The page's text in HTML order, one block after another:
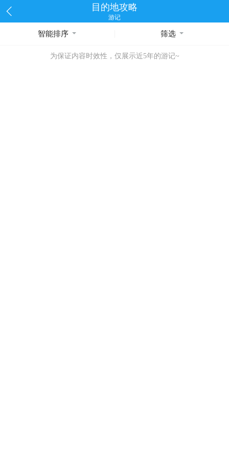
目的地攻略
游记
智能排序 筛选
为保证内容时效性，仅展示近5年的游记~